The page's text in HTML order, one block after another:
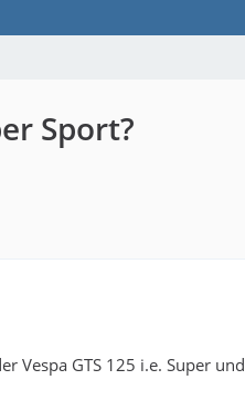
Sport?
Vespa GTS 125 i.e. Super und